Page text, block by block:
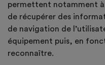
permettent notamment
de récupérer des
de navigation de
équipement puis, en
reconnaître.